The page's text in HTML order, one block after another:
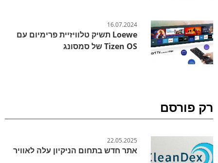
16.07.2024
Loewe תשיק טלוויזיית פרימיום עם
Tizen OS של סמסונג
רק פורסם
22.05.2025
אתר חדש בתחום הניקיון עלה לאוויר